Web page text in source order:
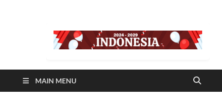
MAIN MENU